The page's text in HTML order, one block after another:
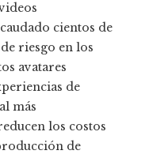
cientos de
riesgo en los
avatares
de
más
los costos
de